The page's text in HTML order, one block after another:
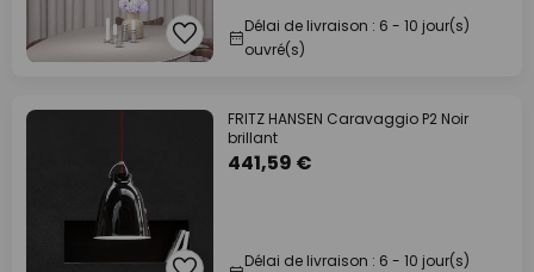
Délai de livraison : 6 - 10 jour(s)
ouvré(s)
FRITZ HANSEN Caravaggio P2 Noir
brillant
441,59 €
Délai de livraison : 6 - 10 jour(s)